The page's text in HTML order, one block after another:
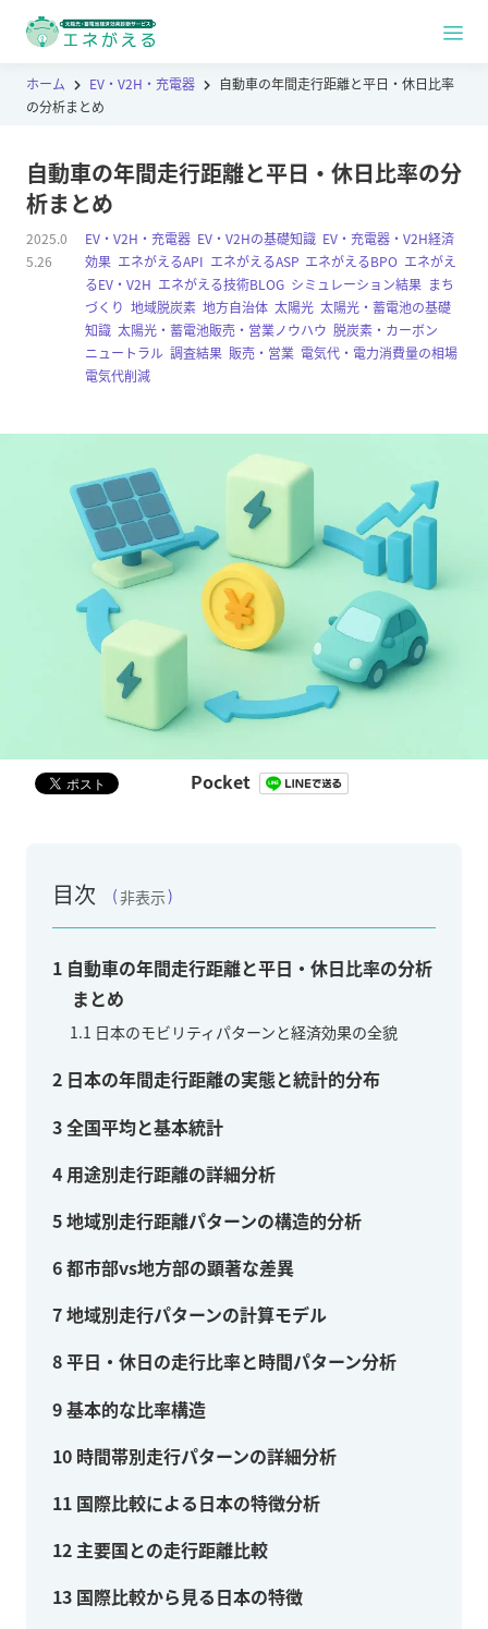
ホーム EV・V2H・充電器
自動車の年間走行距離と平日・休日比率
の分析まとめ
自動車の年間走行距離と平日・休日比率の分
析まとめ
EV・V2H・充電器 EV・V2Hの基礎知識 EV・充電器・V2H経済
効果 エネがえるAPI エネがえるASP エネがえるBPO エネがえ
るEV・V2H エネがえる技術BLOG シミュレーション結果 まち
づくり ,地域脱炭素 ,地方自治体 ,太陽光 ,太陽光・蓄電池の基礎
知識 ,太陽光・蓄電池販売・営業ノウハウ ,脱炭素・カーボン
ニュートラル ,調査結果 販売・営業 電気代・電力消費量の相場
電気代削減
2025.0
5.26
Pocket
目次 非表示
1 自動車の年間走行距離と平日・休日比率の分析
まとめ
1.1 日本のモビリティパターンと経済効果の全貌
2 日本の年間走行距離の実態と統計的分布
3全国平均と基本統計
4 用途別走行距離の詳細分析
5地域別走行距離パターンの構造的分析
6都市部vs地方部の顕著な差異
7地域別走行パターンの計算モデル
8平日・休日の走行比率と時間パターン分析
9基本的な比率構造
10 時間帯別走行パターンの詳細分析
11 国際比較による日本の特徴分析
12主要国との走行距離比較
13 国際比較から見る日本の特徴